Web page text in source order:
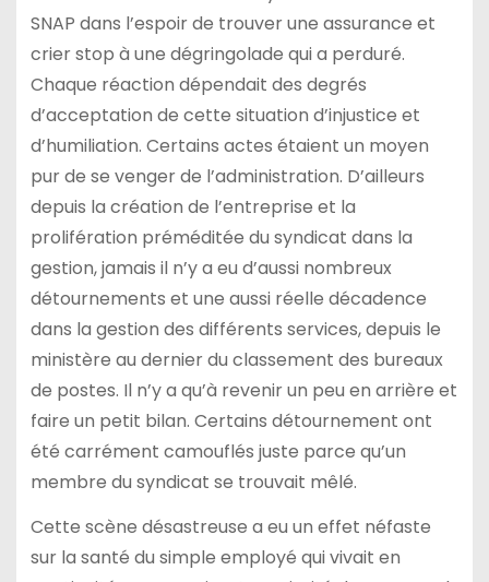
SNAP dans l’espoir de trouver une assurance et
crier stop à une dégringolade qui a perduré.
Chaque réaction dépendait des degrés
d’acceptation de cette situation d’injustice et
d’humiliation. Certains actes étaient un moyen
pur de se venger de l’administration. D’ailleurs
depuis la création de l’entreprise et la
prolifération préméditée du syndicat dans la
gestion, jamais il n’y a eu d’aussi nombreux
détournements et une aussi réelle décadence
dans la gestion des différents services, depuis le
ministère au dernier du classement des bureaux
de postes. Il n’y a qu’à revenir un peu en arrière et
faire un petit bilan. Certains détournement ont
été carrément camouflés juste parce qu’un
membre du syndicat se trouvait mêlé.
Cette scène désastreuse a eu un effet néfaste
sur la santé du simple employé qui vivait en